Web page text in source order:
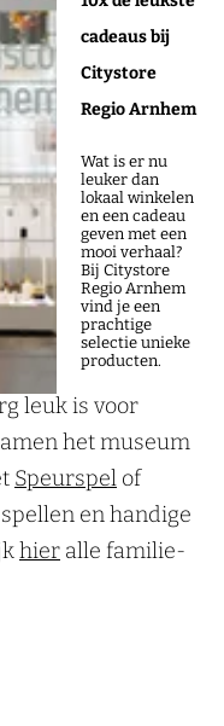
cadeaus bij
Citystore
Regio Arnhem
Wat is er nu
leuker dan
lokaal winkelen
en een cadeau
geven met een
mooi verhaal?
Bij Citystore
Regio Arnhem
vind je een
prachtige
selectie unieke
producten.
en heeft de
ter wereld.
van
Georges
De
museum telt ruim
kunstenaars
Jean Dubuffet
leuk is voor
het museum
Speurspel of
en handige
hier alle familie-